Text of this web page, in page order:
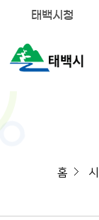
태백시청
홈